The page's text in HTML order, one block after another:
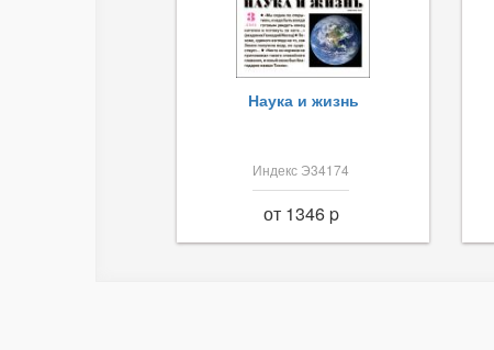
Наука и жизнь
Индекс Э34174
от 1346 p